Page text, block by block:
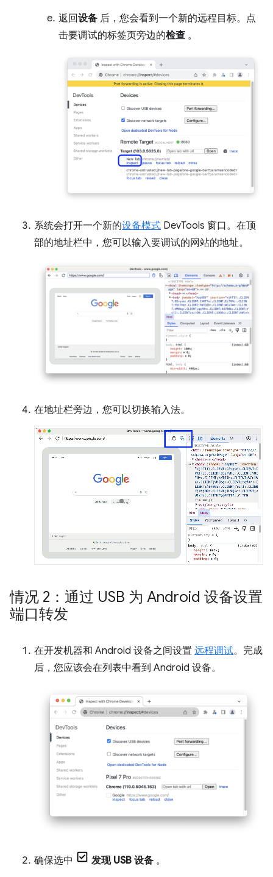
返回设备 后，您会看到一个新的远程目标。点
击要调试的标签页旁边的检查 。
系统会打开一个新的设备模式 DevTools 窗口。在顶
部的地址栏中，您可以输入要调试的网站的地址。
在地址栏旁边，您可以切换输入法。
情况 2：通过 USB 为 Android 设备设置
端口转发
在开发机器和 Android 设备之间设置 远程调试。完成
后，您应该会在列表中看到 Android 设备。
确保选中 发现 USB 设备 。